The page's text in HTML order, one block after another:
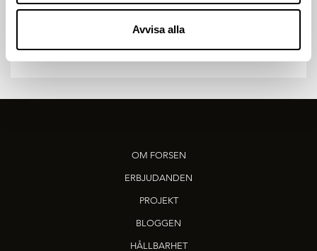
Avvisa alla
OM FORSEN
ERBJUDANDEN
PROJEKT
BLOGGEN
HÅLLBARHET